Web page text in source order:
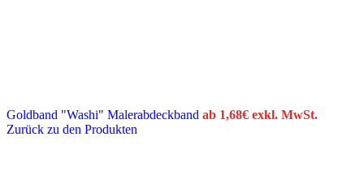
Goldband "Washi" Malerabdeckband ab 1,68€ exkl. MwSt.
Zurück zu den Produkten